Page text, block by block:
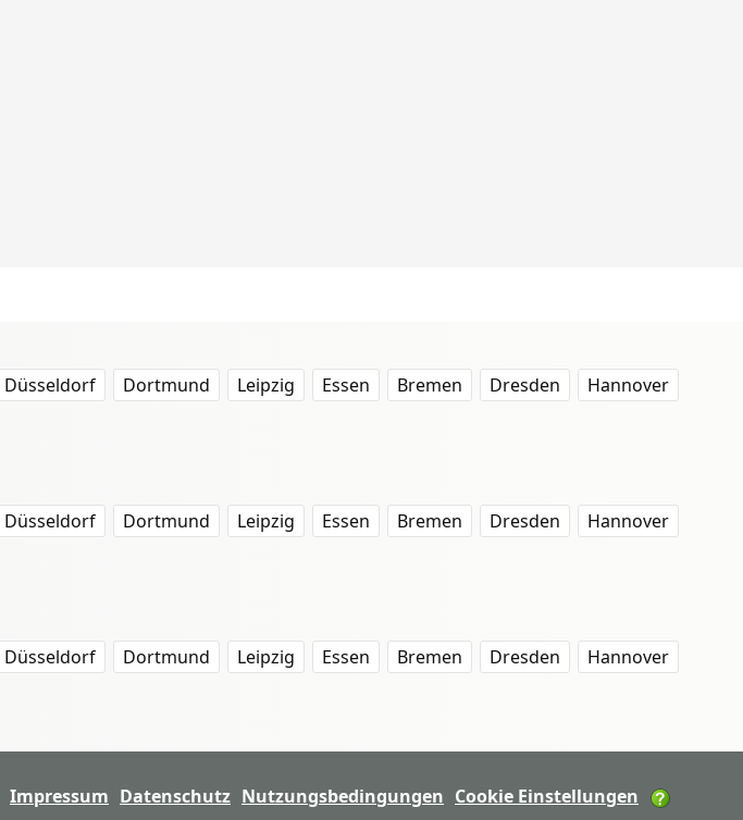
Düsseldorf Dortmund Leipzig Essen Bremen Dresden
Hannover
Düsseldorf Dortmund Leipzig Essen Bremen Dresden
Hannover
Düsseldorf Dortmund Leipzig Essen Bremen Dresden
Hannover
Impressum Datenschutz Nutzungsbedingungen Cookie Einstellungen